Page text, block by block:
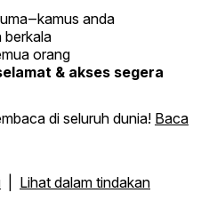
anda
berkala
orang
& akses segera
di seluruh dunia! Baca
Lihat dalam tindakan